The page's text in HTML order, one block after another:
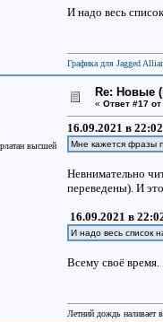
И надо весь
Графика для Jagged
высшей
Re: Новые
« Ответ #17 от
16.09.2021 в
Мне кажется фразы
Невнимательно
переведены). И
16.09.2021 в
И надо весь список
Всему своё время.
Летний дождь